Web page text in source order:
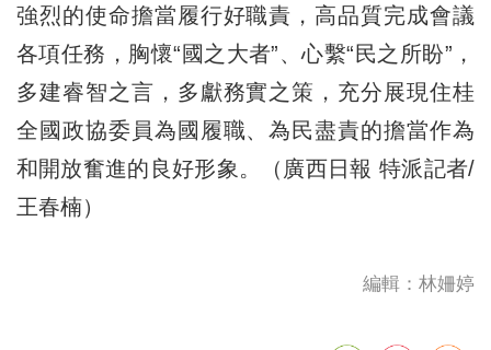
強烈的使命擔當履行好職責，高品質完成會議
各項任務，胸懷“國之大者”、心繫“民之所盼”，
多建睿智之言，多獻務實之策，充分展現住桂
全國政協委員為國履職、為民盡責的擔當作為
和開放奮進的良好形象。（廣西日報 特派記者/
王春楠）
編輯：林姍婷